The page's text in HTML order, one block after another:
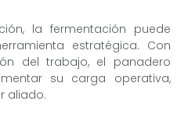
la fermentación puede
estratégica. Con
del trabajo, el panadero
su carga operativa,
aliado.